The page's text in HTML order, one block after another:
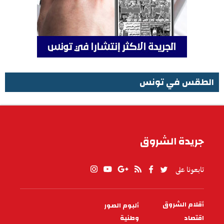
الطقس في تونس
جريدة الشروق
تابعونا على
PIED
DE
أقلام الشروق
ألبوم الصور
اقتصاد
وطنية